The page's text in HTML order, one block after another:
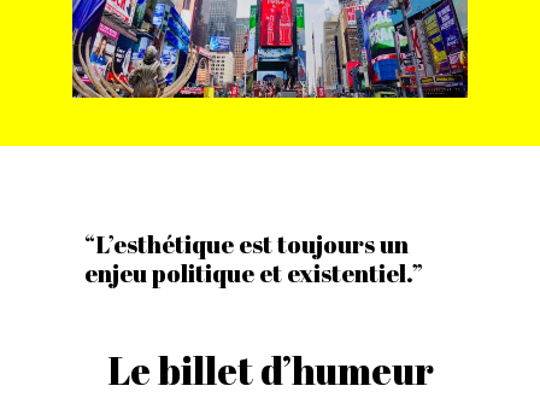
“L’esthétique est toujours un
enjeu politique et existentiel.”
Le billet d’humeur